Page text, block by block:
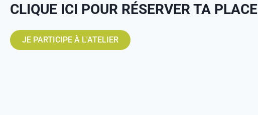
CLIQUE ICI POUR RÉSERVER TA PLACE
JE PARTICIPE À L'ATELIER